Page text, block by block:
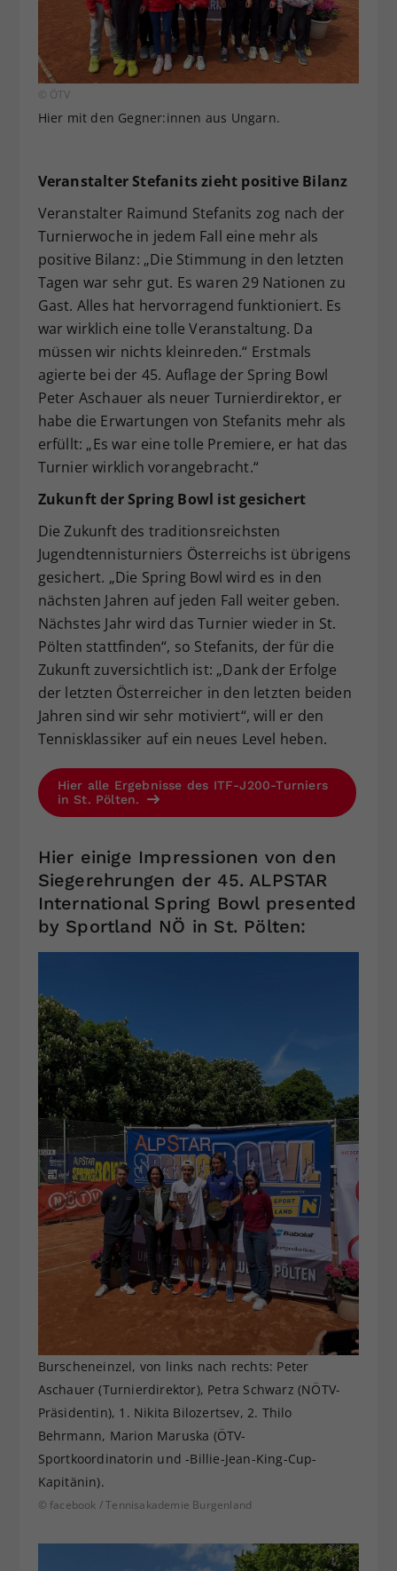
© ÖTV
Hier mit den Gegner:innen aus Ungarn.
Veranstalter Stefanits zieht positive Bilanz
Veranstalter Raimund Stefanits zog nach der
Turnierwoche in jedem Fall eine mehr als
positive Bilanz: „Die Stimmung in den letzten
Tagen war sehr gut. Es waren 29 Nationen zu
Gast. Alles hat hervorragend funktioniert. Es
war wirklich eine tolle Veranstaltung. Da
müssen wir nichts kleinreden.“ Erstmals
agierte bei der 45. Auflage der Spring Bowl
Peter Aschauer als neuer Turnierdirektor, er
habe die Erwartungen von Stefanits mehr als
erfüllt: „Es war eine tolle Premiere, er hat das
Turnier wirklich vorangebracht.“
Zukunft der Spring Bowl ist gesichert
Die Zukunft des traditionsreichsten
Jugendtennisturniers Österreichs ist übrigens
gesichert. „Die Spring Bowl wird es in den
nächsten Jahren auf jeden Fall weiter geben.
Nächstes Jahr wird das Turnier wieder in St.
Pölten stattfinden“, so Stefanits, der für die
Zukunft zuversichtlich ist: „Dank der Erfolge
der letzten Österreicher in den letzten beiden
Jahren sind wir sehr motiviert“, will er den
Tennisklassiker auf ein neues Level heben.
Hier alle Ergebnisse des ITF-J200-Turniers
in St. Pölten.
Hier einige Impressionen von den
Siegerehrungen der 45. ALPSTAR
International Spring Bowl presented
by Sportland NÖ in St. Pölten:
Burscheneinzel, von links nach rechts: Peter
Aschauer (Turnierdirektor), Petra Schwarz (NÖTV-
Präsidentin), 1. Nikita Bilozertsev, 2. Thilo
Behrmann, Marion Maruska (ÖTV-
Sportkoordinatorin und -Billie-Jean-King-Cup-
Kapitänin).
© facebook / Tennisakademie Burgenland